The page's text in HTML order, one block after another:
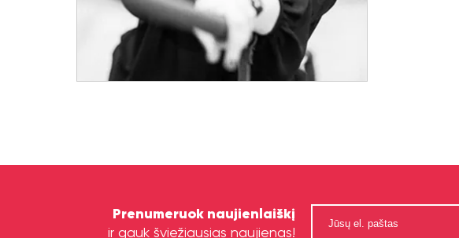
Prenumeruok naujienlaiškį
ir gauk šviežiausias naujienas!